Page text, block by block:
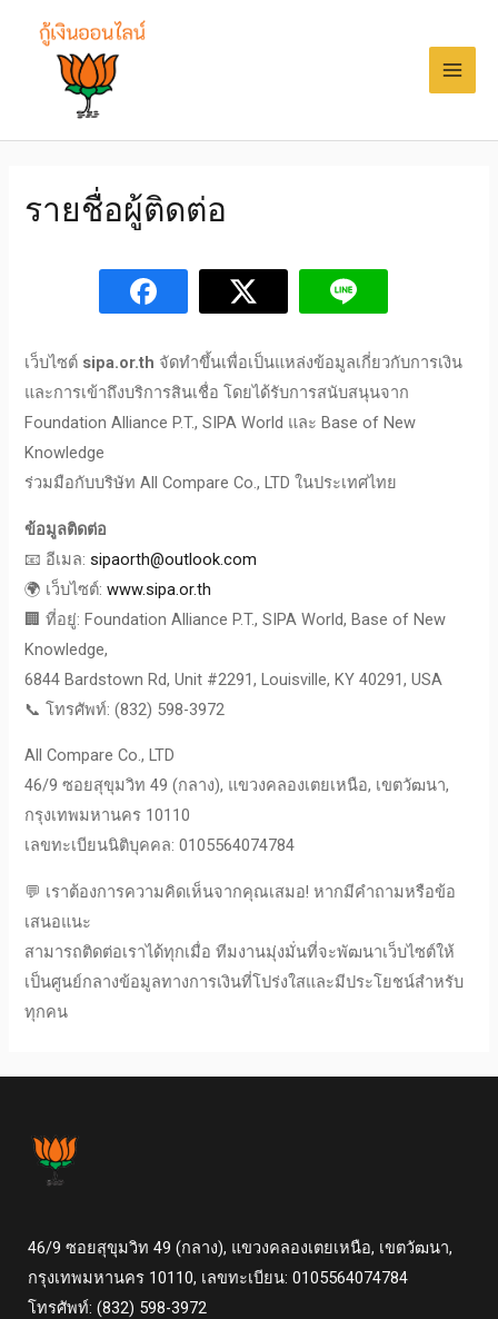
รายชื่อผู้ติดต่อ
เว็บไซต์ sipa.or.th จัดทำขึ้นเพื่อเป็นแหล่งข้อมูลเกี่ยวกับการเงิน
และการเข้าถึงบริการสินเชื่อ โดยได้รับการสนับสนุนจาก
Foundation Alliance P.T., SIPA World และ Base of New
Knowledge
ร่วมมือกับบริษัท All Compare Co., LTD ในประเทศไทย
ข้อมูลติดต่อ
📧 อีเมล:sipaorth@outlook.com
🌍 เว็บไซต์:www.sipa.or.th
🏢 ที่อยู่: Foundation Alliance P.T., SIPA World, Base of New
Knowledge,
6844 Bardstown Rd, Unit #2291, Louisville, KY 40291, USA
📞 โทรศัพท์: (832) 598-3972
All Compare Co., LTD
46/9 ซอยสุขุมวิท 49 (กลาง), แขวงคลองเตยเหนือ, เขตวัฒนา,
กรุงเทพมหานคร 10110
เลขทะเบียนนิติบุคคล: 0105564074784
💬 เราต้องการความคิดเห็นจากคุณเสมอ! หากมีคำถามหรือข้อ
เสนอแนะ
สามารถติดต่อเราได้ทุกเมื่อ ทีมงานมุ่งมั่นที่จะพัฒนาเว็บไซต์ให้
เป็นศูนย์กลางข้อมูลทางการเงินที่โปร่งใสและมีประโยชน์สำหรับ
ทุกคน
46/9 ซอยสุขุมวิท 49 (กลาง), แขวงคลองเตยเหนือ, เขตวัฒนา,
กรุงเทพมหานคร 10110, เลขทะเบียน: 0105564074784
โทรศัพท์: (832) 598-3972